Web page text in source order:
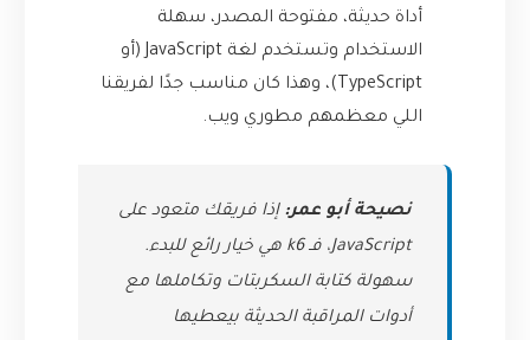
أداة حديثة، مفتوحة المصدر، سهلة
الاستخدام وتستخدم لغة JavaScript (أو
TypeScript)، وهذا كان مناسب جدًا لفريقنا
اللي معظمهم مطوري ويب.
نصيحة أبو عمر: إذا فريقك متعود على
JavaScript، فـ k6 هي خيار رائع للبدء.
سهولة كتابة السكربتات وتكاملها مع
أدوات المراقبة الحديثة بيعطيها